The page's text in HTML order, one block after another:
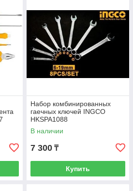
Набор комбинированных
гаечных ключей INGCO
HKSPA1088
В наличии
7 300 ₸
Купить